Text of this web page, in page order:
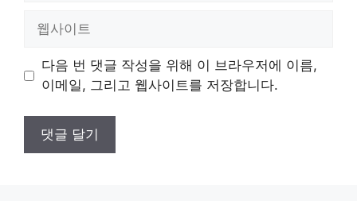
트
다음 번 댓글 작성을 위해 이 브라우저에 이름,
이메일, 그리고 웹사이트를 저장합니다.